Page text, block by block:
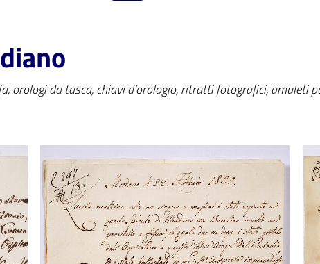
orologi da tasca, chiavi d’orologio, ritratti fotografici, amuleti